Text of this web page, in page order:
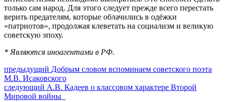
только сам народ. Для этого следует прежде всего перестать
верить предателям, которые облачились в одёжки
«патриотов», продолжая клеветать на социализм и великую
советскую эпоху.
* Являются иноагентами в РФ.
Навигация
по
записям
предыдущий Предыдущий
пост:
Добрым словом вспоминаем советского поэта
М.В. Исаковского
следующий Следующее
сообщение:
А.В. Кадеев о классовом характере Второй
Мировой войны